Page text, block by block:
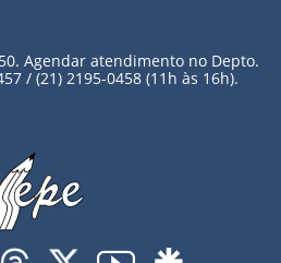
Agendar atendimento no Depto.
/ (21) 2195-0458 (11h às 16h).